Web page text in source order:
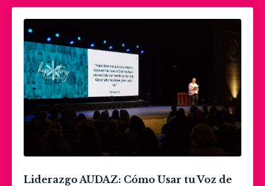
Liderazgo AUDAZ: Cómo Usar tu Voz de